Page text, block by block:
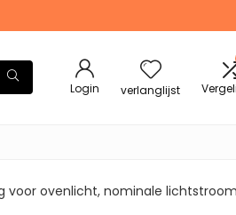
Login verlanglijst
ovenlicht, nominale lichtstroom